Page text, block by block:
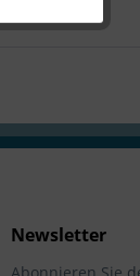
Newsletter